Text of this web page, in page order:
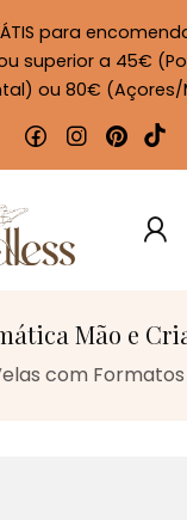
para
superior a 45€
ou 80€ (Açores/
Mão e
com Formatos